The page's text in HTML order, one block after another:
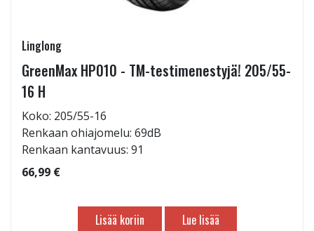
Linglong
GreenMax HP010 - TM-testimenestyjä! 205/55-
16 H
Koko: 205/55-16
Renkaan ohiajomelu: 69dB
Renkaan kantavuus: 91
66,99 €
Lisää koriin Lue lisää